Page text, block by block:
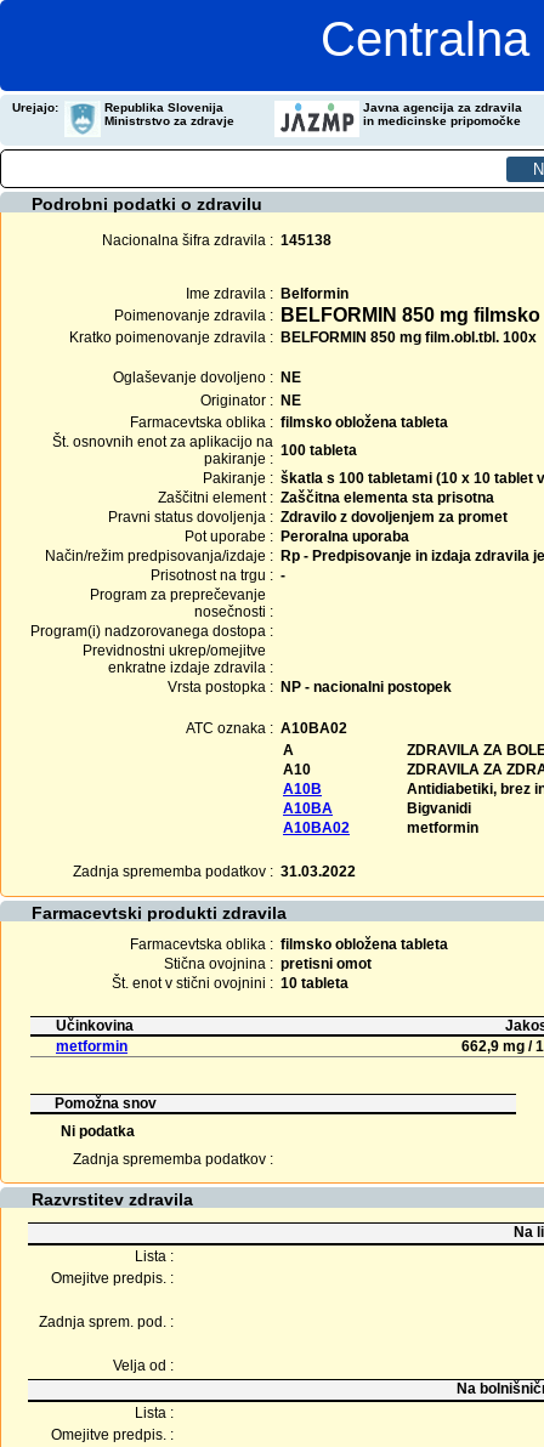
Urejajo:
Republika Slovenija
Ministrstvo za zdravje
Javna agencija za zdravila
in medicinske pripomočke
Podrobni podatki o zdravilu
Nacionalna šifra zdravila : 145138
Ime zdravila : Belformin
Poimenovanje zdravila :
BELFORMIN 850 mg
Kratko poimenovanje zdravila : BELFORMIN 850 mg film.obl.tbl. 100x
Oglaševanje dovoljeno : NE
Originator : NE
Farmacevtska oblika : filmsko obložena tableta
Št. osnovnih enot za aplikacijo na
pakiranje : 100 tableta
Pakiranje : škatla s 100 tabletami (10 x 10 tablet
Zaščitni element : Zaščitna elementa sta prisotna
Pravni status dovoljenja : Zdravilo z dovoljenjem za promet
Pot uporabe : Peroralna uporaba
Način/režim predpisovanja/izdaje : Rp - Predpisovanje in izdaja zdravila
Prisotnost na trgu : -
Program za preprečevanje
nosečnosti :
Program(i) nadzorovanega dostopa :
Previdnostni ukrep/omejitve
enkratne izdaje zdravila :
Vrsta postopka : NP - nacionalni postopek
ATC oznaka : A10BA02
A
ZDRAVILA ZA
A10
ZDRAVILA ZA
A10B
Antidiabetiki, brez
A10BA
Bigvanidi
A10BA02
metformin
Zadnja sprememba podatkov : 31.03.2022
Farmacevtski produkti zdravila
Farmacevtska oblika : filmsko obložena tableta
Stična ovojnina : pretisni omot
Št. enot v stični ovojnini : 10 tableta
Učinkovina
metformin
662,9 mg /
Pomožna snov
Ni podatka
Zadnja sprememba podatkov :
Razvrstitev zdravila
Na
Lista :
Omejitve predpis. :
Zadnja sprem. pod. :
Velja od :
Na
Lista :
Omejitve predpis. :